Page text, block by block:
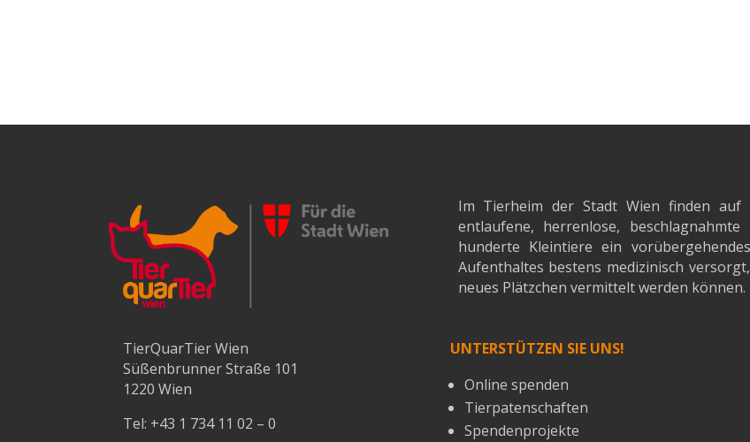
Im Tierheim der Stadt Wien finden auf
entlaufene, herrenlose,
hunderte Kleintiere ein
Aufenthaltes bestens medizinisch
neues Plätzchen vermittelt werden können.
TierQuarTier Wien
Süßenbrunner Straße 101
1220 Wien
Tel: +43 1 734 11 02 – 0
UNTERSTÜTZEN SIE UNS!
Online spenden
Tierpatenschaften
Spendenprojekte